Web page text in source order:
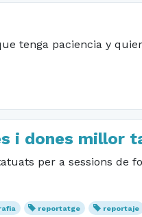
tenga paciencia y
i dones millor
per a sessions de
reportatge reportaje